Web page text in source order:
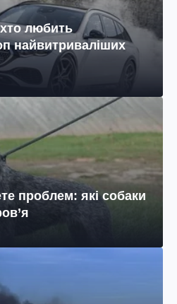
хто любить
найвитриваліших
проблем: які собаки